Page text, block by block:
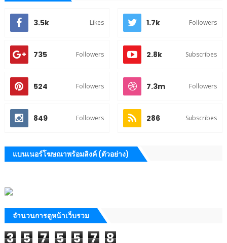
3.5k Likes 1.7k Followers
735 Followers 2.8k Subscribes
524 Followers 7.3m Followers
849 Followers 286 Subscribes
แบนเนอร์โฆษณาพร้อมลิงค์ (ตัวอย่าง)
จำนวนการดูหน้าเว็บรวม
3 5 7 5 5 7 8